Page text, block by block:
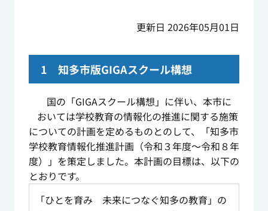
更新日 2026年05月01日
1 知多市版GIGAスクール構想
国の「GIGAスクール構想」に伴い、本市に
おいては学校教育の情報化の推進に関する施策
についての計画を定めるものとのして、「知多市
学校教育情報化推進計画（令和３年度～令和８年
度）」を策定しました。本計画の目標は、以下の
とおりです。
「ひとを育み 未来につなぐ知多の教育」の